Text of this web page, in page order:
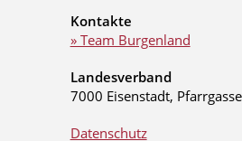
Kontakte
» Team Burgenland
Landesverband
7000 Eisenstadt,
Datenschutz